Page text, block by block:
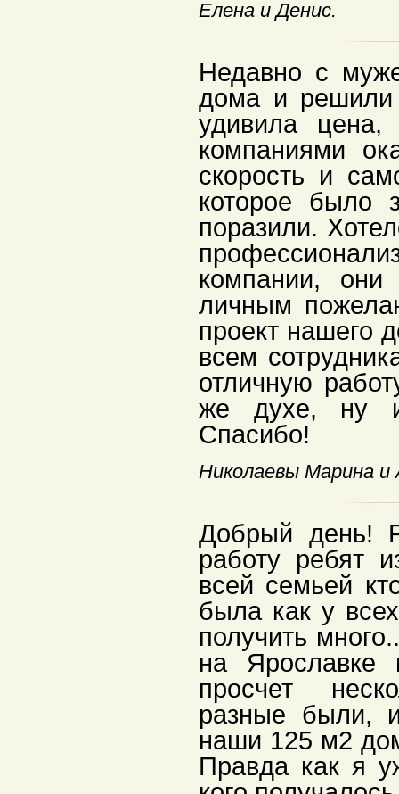
Елена и Денис.
Недавно с
дома и решили
удивила
компаниями
скорость и
которое было
поразили.
компании,
личным
проект нашего
всем
отличную
же духе, ну и
Спасибо!
Николаевы Марина и
Добрый день!
работу ребят
всей семьей
была как у
получить
на
просчет
разные были,
наши 125 м2
Правда как я